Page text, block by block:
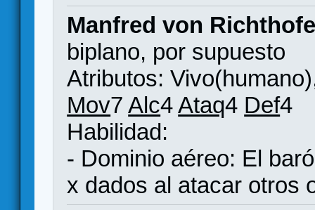
Manfred von
biplano, por supuesto
Atributos:
Mov7Alc4Ataq4 Def4
Habilidad:
- Dominio aéreo: El
x dados al atacar otros